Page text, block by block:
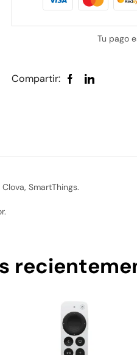
Tu pago
Compartir:
SmartThings.